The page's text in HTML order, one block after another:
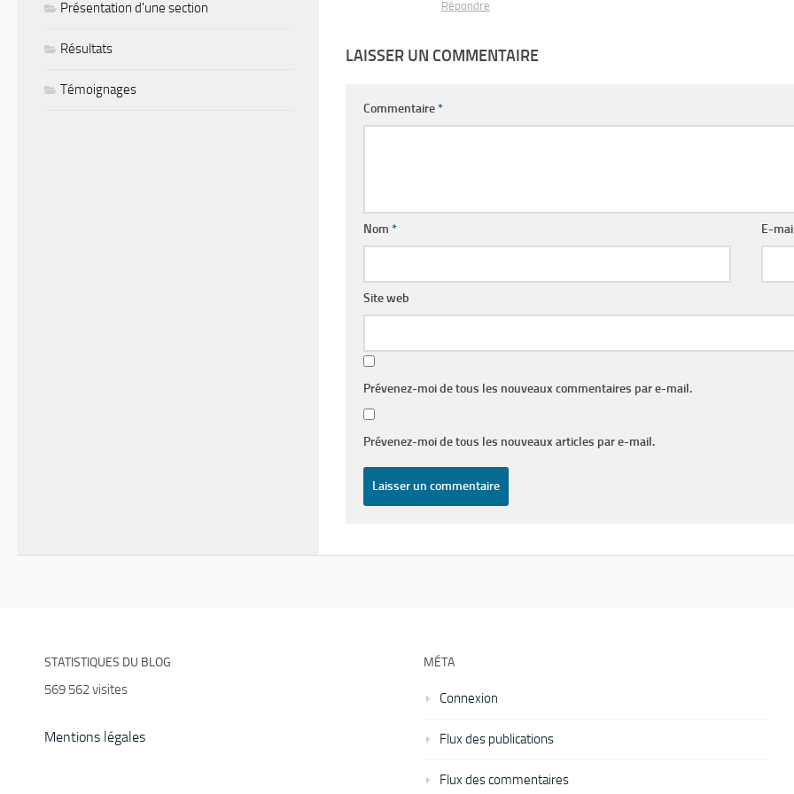
Répondre
LAISSER UN COMMENTAIRE
Commentaire*
Nom * E-
Site web
Prévenez-moi de tous les nouveaux commentaires par e-mail.
Prévenez-moi de tous les nouveaux articles par e-mail.
Présentation d'une section
Résultats
Témoignages
STATISTIQUES DU BLOG
569 562 visites
Mentions légales
MÉTA
Connexion
Flux des publications
Flux des commentaires